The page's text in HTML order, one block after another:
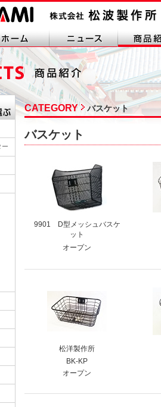
ー
CATEGORY バスケット
バスケット
9901 D型メッシュバスケ
ット
オープン
松洋製作所
BK-KP
オープン